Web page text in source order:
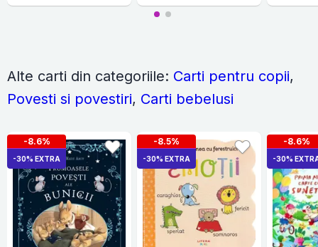
Alte carti din categoriile: Carti pentru copii,
Povesti si povestiri, Carti bebelusi
-8.6%
-30% EXTRA
-8.5%
-30% EXTRA
-8.6%
-30%